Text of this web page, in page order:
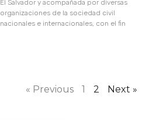
El Salvador y acompañada por diversas
organizaciones de la sociedad civil
nacionales e internacionales, con el fin
« Previous 1 2 Next »